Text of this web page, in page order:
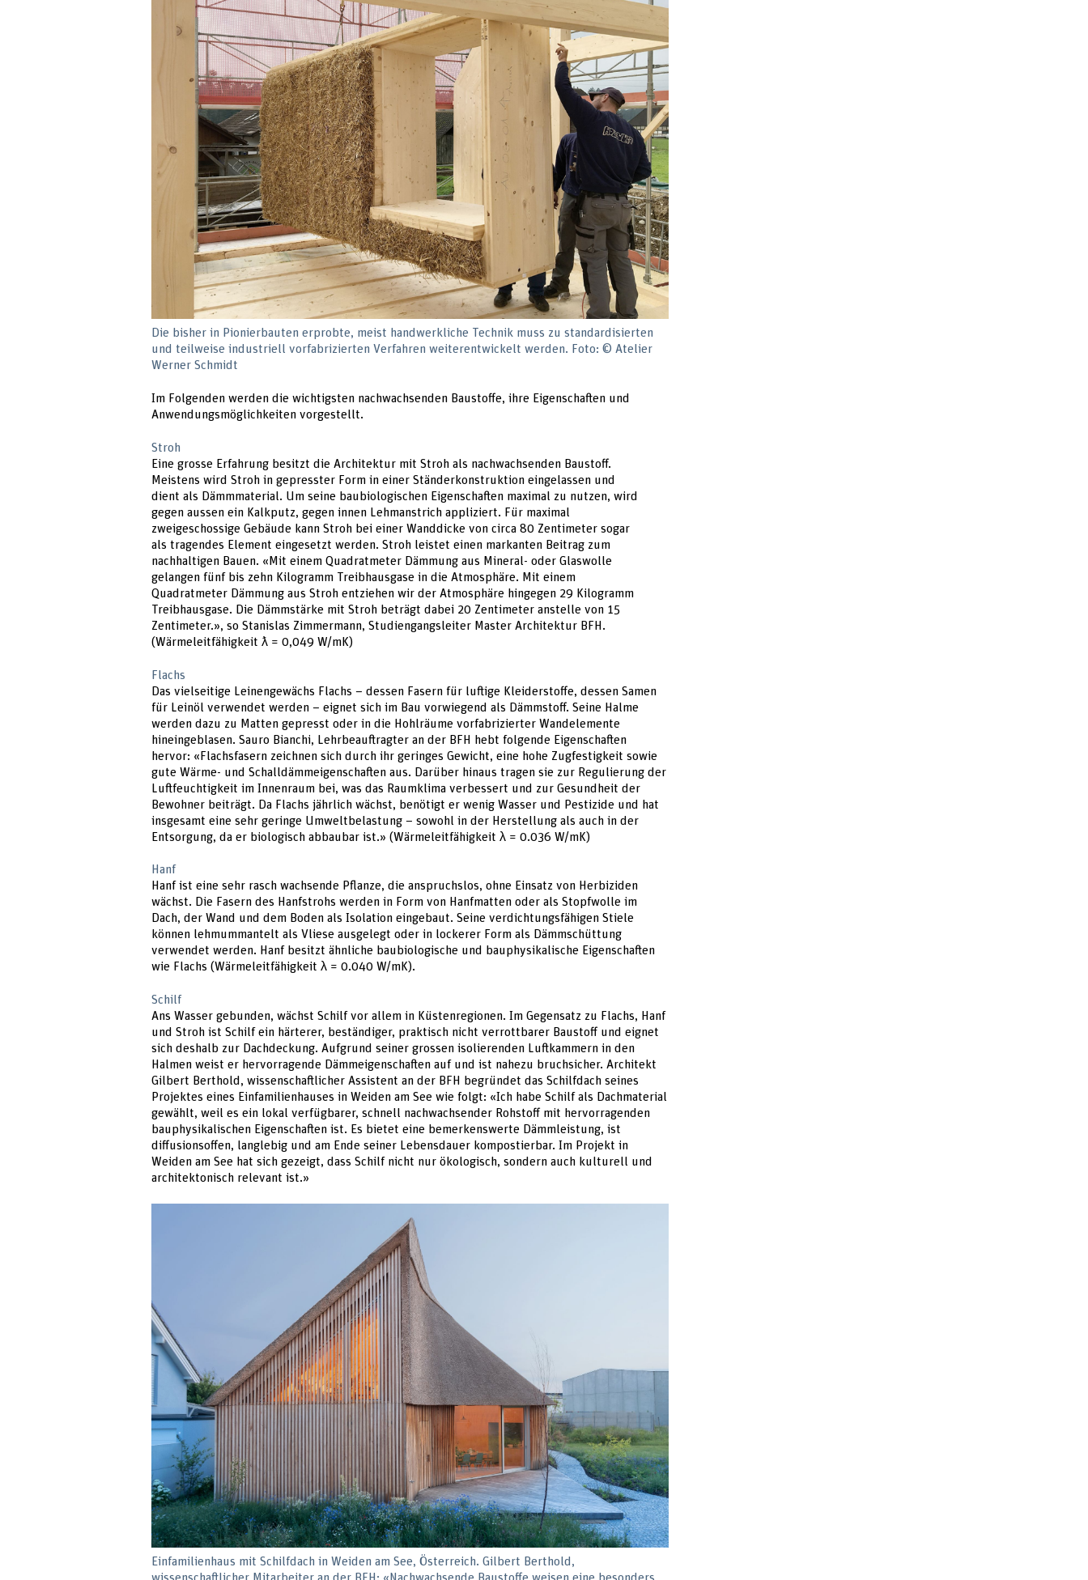
Die bisher in Pionierbauten erprobte, meist handwerkliche Technik muss zu standardisierten
und teilweise industriell vorfabrizierten Verfahren weiterentwickelt werden. Foto: © Atelier
Werner Schmidt
Im Folgenden werden die wichtigsten nachwachsenden Baustoffe, ihre Eigenschaften und
Anwendungsmöglichkeiten vorgestellt.
Stroh
Eine grosse Erfahrung besitzt die Architektur mit Stroh als nachwachsenden Baustoff.
Meistens wird Stroh in gepresster Form in einer Ständerkonstruktion eingelassen und
dient als Dämmmaterial. Um seine baubiologischen Eigenschaften maximal zu nutzen, wird
gegen aussen ein Kalkputz, gegen innen Lehmanstrich appliziert. Für maximal
zweigeschossige Gebäude kann Stroh bei einer Wanddicke von circa 80 Zentimeter sogar
als tragendes Element eingesetzt werden. Stroh leistet einen markanten Beitrag zum
nachhaltigen Bauen. «Mit einem Quadratmeter Dämmung aus Mineral- oder Glaswolle
gelangen fünf bis zehn Kilogramm Treibhausgase in die Atmosphäre. Mit einem
Quadratmeter Dämmung aus Stroh entziehen wir der Atmosphäre hingegen 29 Kilogramm
Treibhausgase. Die Dämmstärke mit Stroh beträgt dabei 20 Zentimeter anstelle von 15
Zentimeter.», so Stanislas Zimmermann, Studiengangsleiter Master Architektur BFH.
(Wärmeleitfähigkeit ƛ = 0,049 W/mK)
Flachs
Das vielseitige Leinengewächs Flachs – dessen Fasern für luftige Kleiderstoffe, dessen Samen
für Leinöl verwendet werden – eignet sich im Bau vorwiegend als Dämmstoff. Seine Halme
werden dazu zu Matten gepresst oder in die Hohlräume vorfabrizierter Wandelemente
hineingeblasen. Sauro Bianchi, Lehrbeauftragter an der BFH hebt folgende Eigenschaften
hervor: «Flachsfasern zeichnen sich durch ihr geringes Gewicht, eine hohe Zugfestigkeit sowie
gute Wärme- und Schalldämmeigenschaften aus. Darüber hinaus tragen sie zur Regulierung der
Luftfeuchtigkeit im Innenraum bei, was das Raumklima verbessert und zur Gesundheit der
Bewohner beiträgt. Da Flachs jährlich wächst, benötigt er wenig Wasser und Pestizide und hat
insgesamt eine sehr geringe Umweltbelastung – sowohl in der Herstellung als auch in der
Entsorgung, da er biologisch abbaubar ist.» (Wärmeleitfähigkeit λ = 0.036 W/mK)
Hanf
Hanf ist eine sehr rasch wachsende Pflanze, die anspruchslos, ohne Einsatz von Herbiziden
wächst. Die Fasern des Hanfstrohs werden in Form von Hanfmatten oder als Stopfwolle im
Dach, der Wand und dem Boden als Isolation eingebaut. Seine verdichtungsfähigen Stiele
können lehmummantelt als Vliese ausgelegt oder in lockerer Form als Dämmschüttung
verwendet werden. Hanf besitzt ähnliche baubiologische und bauphysikalische Eigenschaften
wie Flachs (Wärmeleitfähigkeit λ = 0.040 W/mK).
Schilf
Ans Wasser gebunden, wächst Schilf vor allem in Küstenregionen. Im Gegensatz zu Flachs, Hanf
und Stroh ist Schilf ein härterer, beständiger, praktisch nicht verrottbarer Baustoff und eignet
sich deshalb zur Dachdeckung. Aufgrund seiner grossen isolierenden Luftkammern in den
Halmen weist er hervorragende Dämmeigenschaften auf und ist nahezu bruchsicher. Architekt
Gilbert Berthold, wissenschaftlicher Assistent an der BFH begründet das Schilfdach seines
Projektes eines Einfamilienhauses in Weiden am See wie folgt: «Ich habe Schilf als Dachmaterial
gewählt, weil es ein lokal verfügbarer, schnell nachwachsender Rohstoff mit hervorragenden
bauphysikalischen Eigenschaften ist. Es bietet eine bemerkenswerte Dämmleistung, ist
diffusionsoffen, langlebig und am Ende seiner Lebensdauer kompostierbar. Im Projekt in
Weiden am See hat sich gezeigt, dass Schilf nicht nur ökologisch, sondern auch kulturell und
architektonisch relevant ist.»
Einfamilienhaus mit Schilfdach in Weiden am See, Österreich. Gilbert Berthold,